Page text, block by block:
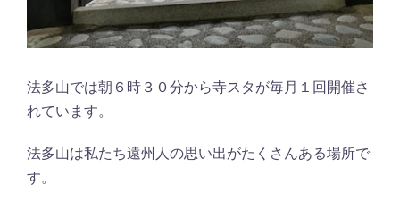
法多山では朝６時３０分から寺スタが毎月１回開催さ
れています。
法多山は私たち遠州人の思い出がたくさんある場所で
す。